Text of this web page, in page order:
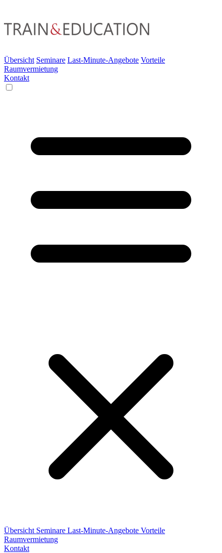
Übersicht Seminare Last-Minute-Angebote Vorteile
Raumvermietung
Kontakt
Übersicht Seminare Last-Minute-Angebote Vorteile
Raumvermietung
Kontakt